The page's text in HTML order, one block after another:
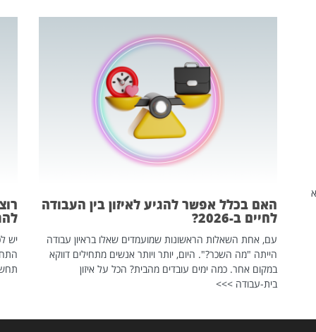
האם בכלל אפשר להגיע לאיזון בין העבודה
לחיים ב-2026?
עם, אחת השאלות הראשונות שמועמדים שאלו בראיון עבודה
הייתה "מה השכר?". היום, יותר ויותר אנשים מתחילים דווקא
במקום אחר. כמה ימים עובדים מהבית? הכל על איזון
בית-עבודה >>>
יש